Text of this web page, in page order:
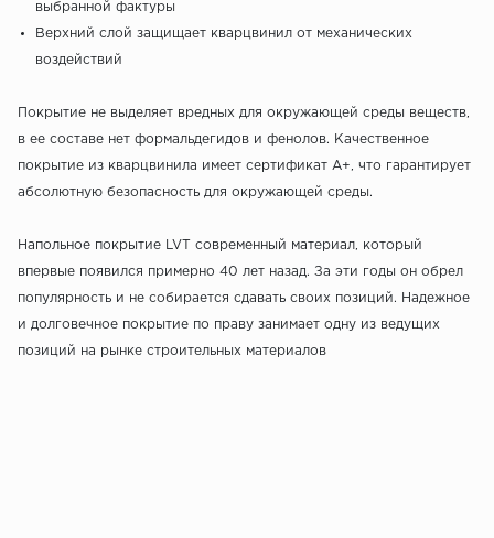
выбранной фактуры
Верхний слой защищает кварцвинил от механических
воздействий
Покрытие не выделяет вредных для окружающей среды веществ,
в ее составе нет формальдегидов и фенолов. Качественное
покрытие из кварцвинила имеет сертификат А+, что гарантирует
абсолютную безопасность для окружающей среды.
Напольное покрытие LVT современный материал, который
впервые появился примерно 40 лет назад. За эти годы он обрел
популярность и не собирается сдавать своих позиций. Надежное
и долговечное покрытие по праву занимает одну из ведущих
позиций на рынке строительных материалов